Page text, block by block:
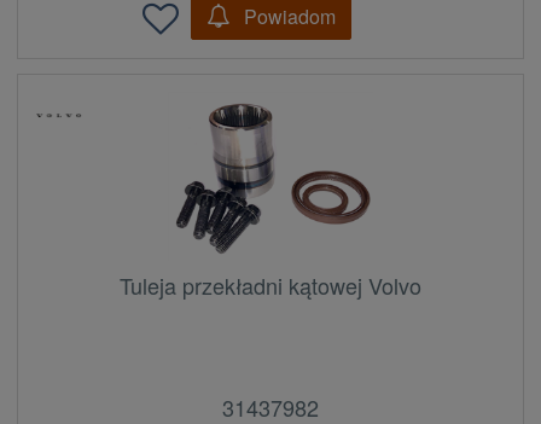
Powiadom
Tuleja przekładni kątowej Volvo
31437982